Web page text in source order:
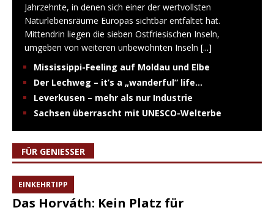
Jahrzehnte, in denen sich einer der wertvollsten
Naturlebensräume Europas sichtbar entfaltet hat.
Mittendrin liegen die sieben Ostfriesischen Inseln,
umgeben von weiteren unbewohnten Inseln [...]
Mississippi-Feeling auf Moldau und Elbe
Der Lechweg – it’s a „wanderful“ life…
Leverkusen – mehr als nur Industrie
Sachsen überrascht mit UNESCO-Welterbe
FÜR GENIESSER
EINKEHRTIPP
Das Horváth: Kein Platz für